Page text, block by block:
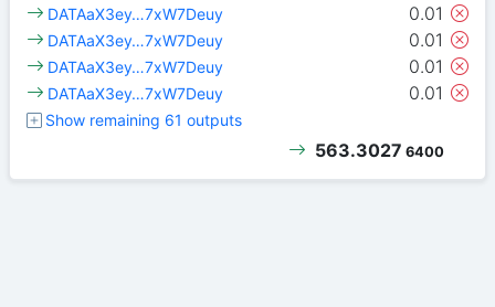
0.01
DATAaX3ey…7xW7Deuy
0.01
DATAaX3ey…7xW7Deuy
0.01
DATAaX3ey…7xW7Deuy
0.01
DATAaX3ey…7xW7Deuy
Show remaining 61 outputs
563.3027 6400